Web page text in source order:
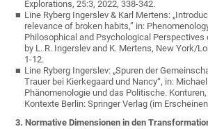
Explorations, 25:3, 2022, 338-342.
Line Ryberg Ingerslev & Karl Mertens:
relevance of broken habits,” in:
Philosophical and Psychological Perspectives
by L. R. Ingerslev and K. Mertens, New York/
1-12.
Line Ryberg Ingerslev: „Spuren der
Trauer bei Kierkegaard und Nancy“, in:
Phänomenologie und das Politische.
Kontexte Berlin: Springer Verlag (im
3. Normative Dimensionen in den